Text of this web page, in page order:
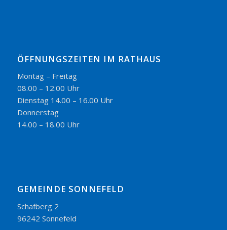
ÖFFNUNGSZEITEN IM RATHAUS
Montag – Freitag
08.00 – 12.00 Uhr
Dienstag 14.00 – 16.00 Uhr
Donnerstag
14.00 – 18.00 Uhr
GEMEINDE SONNEFELD
Schafberg 2
96242 Sonnefeld